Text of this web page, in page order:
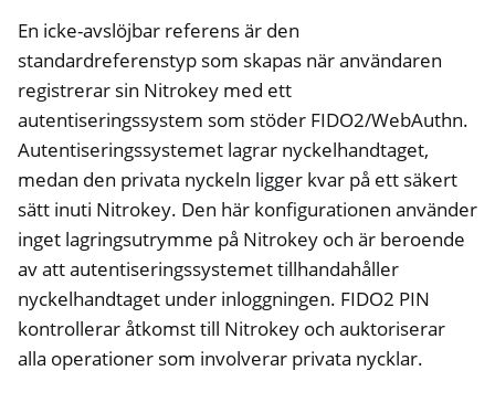
navigation of Nitrokey FIDO2
navigation of Nitrokey HSM 2
navigation of Nitrokey Pro 2
navigation of Nitrokey Start
navigation of Nitrokey Storage 2
navigation of NitroPad, NitroPC
navigation of NitroPhone, NitroTablet
navigation of NextBox
navigation of NetHSM
En icke-avslöjbar referens är den
standardreferenstyp som skapas när användaren
registrerar sin Nitrokey med ett
autentiseringssystem som stöder FIDO2/WebAuthn.
Autentiseringssystemet lagrar nyckelhandtaget,
medan den privata nyckeln ligger kvar på ett säkert
sätt inuti Nitrokey. Den här konfigurationen använder
inget lagringsutrymme på Nitrokey och är beroende
av att autentiseringssystemet tillhandahåller
nyckelhandtaget under inloggningen. FIDO2 PIN
kontrollerar åtkomst till Nitrokey och auktoriserar
alla operationer som involverar privata nycklar.